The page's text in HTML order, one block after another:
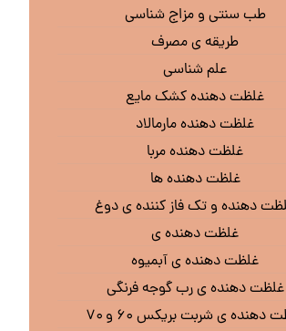
طب سنتی و مزاج شناسی
طریقه ی مصرف
علم شناسی
غلظت دهنده کشک مایع
غلظت دهنده مارمالاد
غلظت دهنده مربا
غلظت دهنده ها
دهنده و تک فاز کننده ی دوغ
غلظت دهنده ی
غلظت دهنده ی آبمیوه
غلظت دهنده ی رب گوجه فرنگی
دهنده ی شربت بریکس ۶۰ و ۷۰